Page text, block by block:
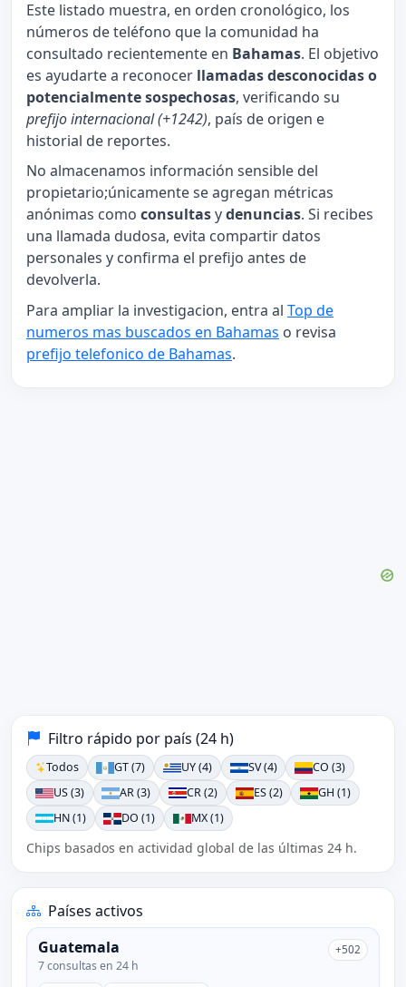
Este listado muestra, en orden cronológico, los
números de teléfono que la comunidad ha
consultado recientemente en Bahamas. El objetivo
es ayudarte a reconocer llamadas desconocidas o
potencialmente sospechosas, verificando su
prefijo internacional (+1242), país de origen e
historial de reportes.
No almacenamos información sensible del
propietario;únicamente se agregan métricas
anónimas como consultasydenuncias. Si recibes
una llamada dudosa, evita compartir datos
personales y confirma el prefijo antes de
devolverla.
Para ampliar la investigacion, entra al Top de
numeros mas buscados en Bahamas o revisa
prefijo telefonico de Bahamas.
Filtro rápido por país (24 h)
Todos GT (7) UY (4) SV (4)
CO (3)
US (3)
AR (3) CR (2) ES (2)
GH (1)
HN (1)
DO (1) MX (1)
Chips basados en actividad global de las últimas 24 h.
Países activos
Guatemala
7 consultas en 24 h
+502